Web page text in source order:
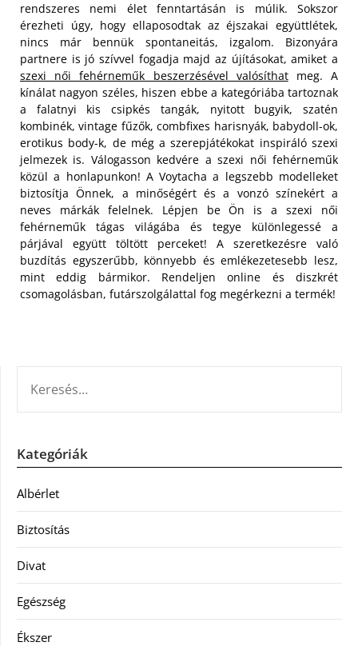
rendszeres nemi élet fenntartásán is múlik. Sokszor
érezheti úgy, hogy ellaposodtak az éjszakai együttlétek,
nincs már bennük spontaneitás, izgalom. Bizonyára
partnere is jó szívvel fogadja majd az újításokat, amiket a
szexi női fehérneműk beszerzésével valósíthatmeg. A
kínálat nagyon széles, hiszen ebbe a kategóriába tartoznak
a falatnyi kis csipkés tangák, nyitott bugyik, szatén
kombinék, vintage fűzők, combfixes harisnyák, babydoll-ok,
erotikus body-k, de még a szerepjátékokat inspiráló szexi
jelmezek is. Válogasson kedvére a szexi női fehérneműk
közül a honlapunkon! A Voytacha a legszebb modelleket
biztosítja Önnek, a minőségért és a vonzó színekért a
neves márkák felelnek. Lépjen be Ön is a szexi női
fehérneműk tágas világába és tegye különlegessé a
párjával együtt töltött perceket! A szeretkezésre való
buzdítás egyszerűbb, könnyebb és emlékezetesebb lesz,
mint eddig bármikor. Rendeljen online és diszkrét
csomagolásban, futárszolgálattal fog megérkezni a termék!
Kategóriák
Albérlet
Biztosítás
Divat
Egészség
Ékszer